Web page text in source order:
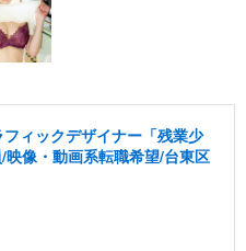
フィックデザイナー「残業少
像・動画系転職希望/台東区